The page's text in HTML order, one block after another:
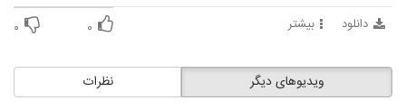
دانلود بیشتر ۰ ۰
نظرات ویدیوهای دیگر